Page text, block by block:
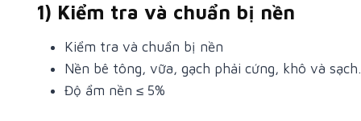
1) Kiểm tra và chuẩn bị nền
Kiểm tra và chuẩn bị nền
Nền bê tông, vữa, gạch phải cứng, khô và sạch.
Độ ẩm nền ≤ 5%